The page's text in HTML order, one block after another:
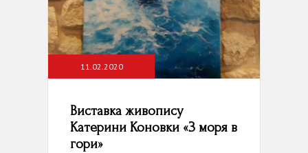
11.02.2020
Виставка живопису
Катерини Коновки «З моря в
гори»